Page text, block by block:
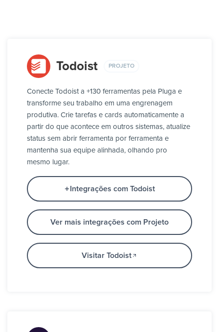
Todoist PROJETO
Conecte Todoist a +130 ferramentas pela Pluga e
transforme seu trabalho em uma engrenagem
produtiva. Crie tarefas e cards automaticamente a
partir do que acontece em outros sistemas, atualize
status sem abrir ferramenta por ferramenta e
mantenha sua equipe alinhada, olhando pro
mesmo lugar.
Integrações com Todoist
Ver mais integrações com Projeto
Visitar Todoist